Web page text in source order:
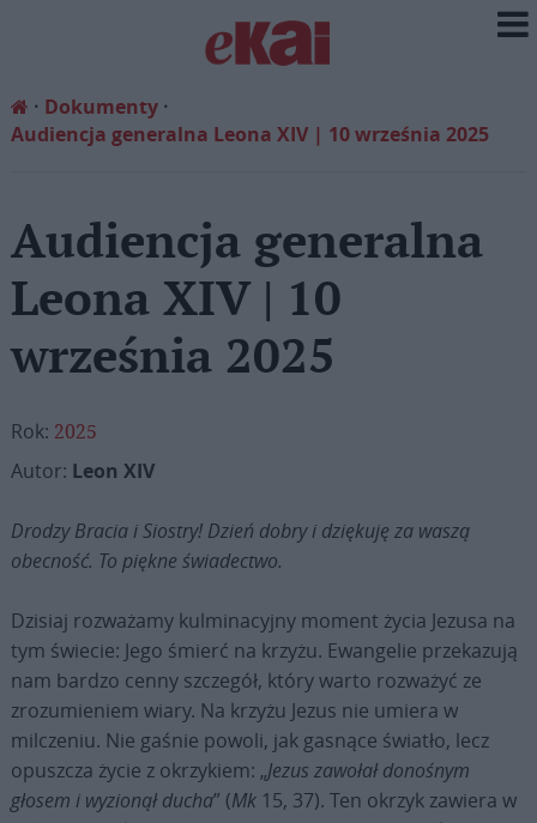
Dokumenty
Audiencja generalna Leona XIV | 10 września 2025
Audiencja generalna
Leona XIV | 10
września 2025
Rok: 2025
Autor: Leon XIV
Drodzy Bracia i Siostry! Dzień dobry i dziękuję za waszą
obecność. To piękne świadectwo.
Dzisiaj rozważamy kulminacyjny moment życia Jezusa na
tym świecie: Jego śmierć na krzyżu. Ewangelie przekazują
nam bardzo cenny szczegół, który warto rozważyć ze
zrozumieniem wiary. Na krzyżu Jezus nie umiera w
milczeniu. Nie gaśnie powoli, jak gasnące światło, lecz
opuszcza życie z okrzykiem: „Jezus zawołał donośnym
głosem i wyzionął ducha” (Mk15, 37). Ten okrzyk zawiera w